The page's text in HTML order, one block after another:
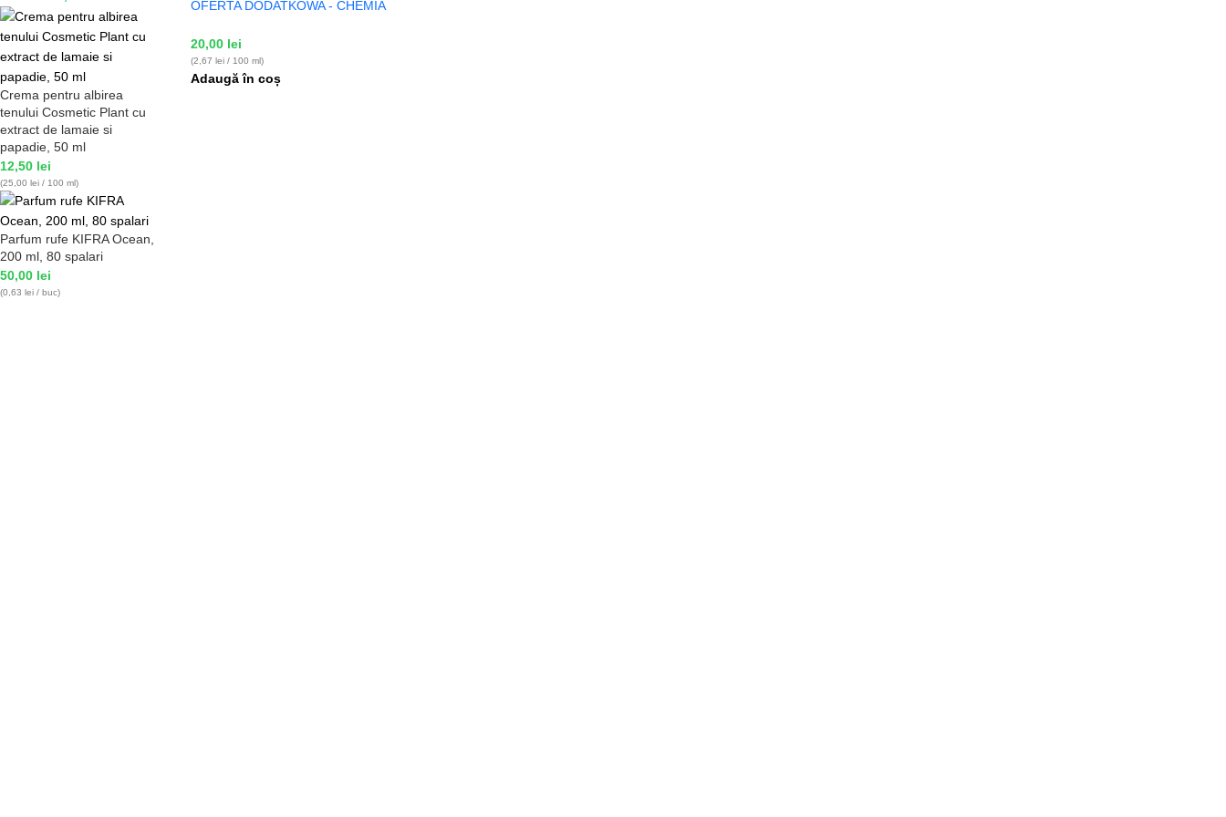
Crema pentru albirea
tenului Cosmetic Plant cu
extract de lamaie si
papadie, 50 ml
12,50 lei
(25,00 lei / 100 ml)
Parfum rufe KIFRA Ocean,
200 ml, 80 spalari
50,00 lei
(0,63 lei / buc)
OFERTA DODATKOWA - CHEMIA
20,00 lei
(2,67 lei / 100 ml)
Adaugă în coș